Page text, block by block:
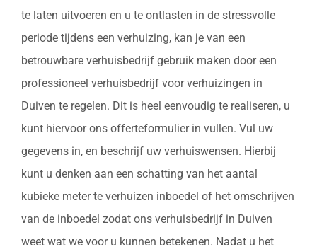
te laten uitvoeren en u te ontlasten in de stressvolle
periode tijdens een verhuizing, kan je van een
betrouwbare verhuisbedrijf gebruik maken door een
professioneel verhuisbedrijf voor verhuizingen in
Duiven te regelen. Dit is heel eenvoudig te realiseren, u
kunt hiervoor ons offerteformulier in vullen. Vul uw
gegevens in, en beschrijf uw verhuiswensen. Hierbij
kunt u denken aan een schatting van het aantal
kubieke meter te verhuizen inboedel of het omschrijven
van de inboedel zodat ons verhuisbedrijf in Duiven
weet wat we voor u kunnen betekenen. Nadat u het